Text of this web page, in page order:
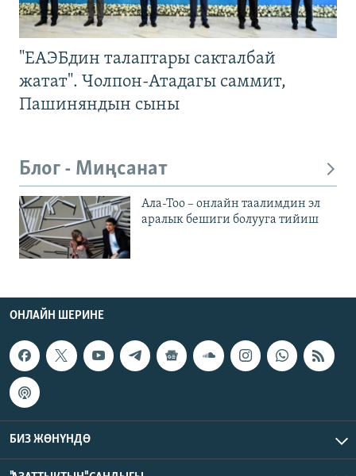
"ЕАЭБдин талаптары сакталбай
жатат". Чолпон-Атадагы саммит,
Пашиняндын сыны
Блог - Миңсанат
Ала-Тоо – онлайн таалимдин эл
аралык бешиги болууга тийиш
ОНЛАЙН ШЕРИНЕ
БИЗ ЖӨНҮНДӨ